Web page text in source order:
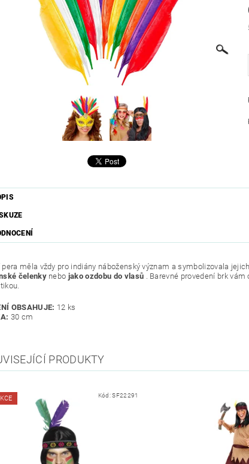
pera měla vždy pro indiány náboženský význam a symbolizovala
čelenky nebo jako ozdobu do vlasů . Barevné provedení brk
OBSAHUJE: 12 ks
30 cm
PRODUKTY
Kód:SF22291